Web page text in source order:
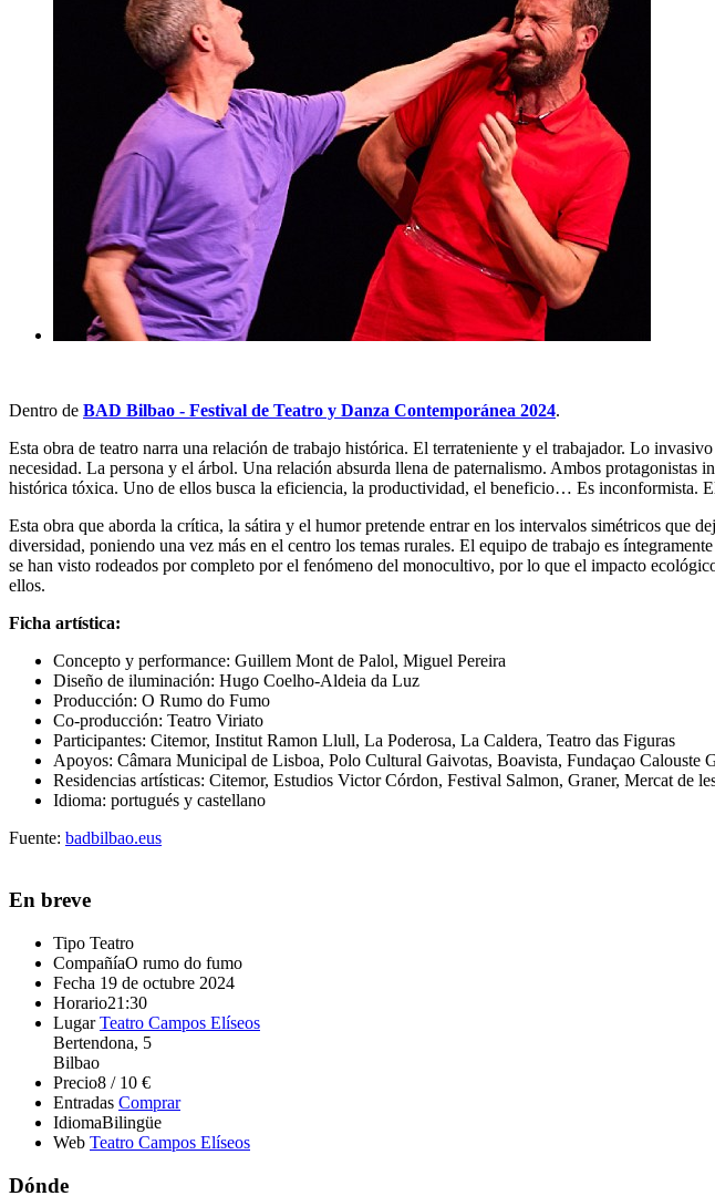
Dentro de BAD Bilbao - Festival de Teatro y Danza Contemporánea 2024.
Esta obra de teatro narra una relación de trabajo histórica. El terrateniente y el trabajador. Lo
necesidad. La persona y el árbol. Una relación absurda llena de paternalismo. Ambos
histórica tóxica. Uno de ellos busca la eficiencia, la productividad, el beneficio… Es inconformista.
Esta obra que aborda la crítica, la sátira y el humor pretende entrar en los intervalos simétricos que
diversidad, poniendo una vez más en el centro los temas rurales. El equipo de trabajo es
se han visto rodeados por completo por el fenómeno del monocultivo, por lo que el impacto
ellos.
Ficha artística:
Concepto y performance: Guillem Mont de Palol, Miguel Pereira
Diseño de iluminación: Hugo Coelho-Aldeia da Luz
Producción: O Rumo do Fumo
Co-producción: Teatro Viriato
Participantes: Citemor, Institut Ramon Llull, La Poderosa, La Caldera, Teatro das Figuras
Apoyos: Câmara Municipal de Lisboa, Polo Cultural Gaivotas, Boavista, Fundaçao
Residencias artísticas: Citemor, Estudios Victor Córdon, Festival Salmon, Graner, Mercat
Idioma: portugués y castellano
Fuente: badbilbao.eus
En breve
Tipo Teatro
CompañíaO rumo do fumo
Fecha 19 de octubre 2024
Horario21:30
Lugar Teatro Campos Elíseos
Bertendona, 5
Bilbao
Precio8 / 10 €
Entradas Comprar
IdiomaBilingüe
Web Teatro Campos Elíseos
Dónde